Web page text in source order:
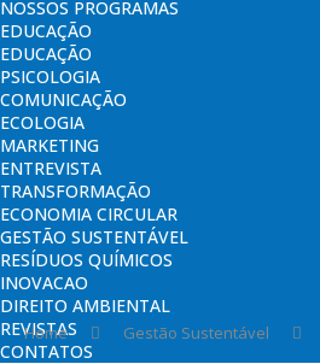
NOSSOS PROGRAMAS
EDUCAÇÃO
EDUCAÇÃO
PSICOLOGIA
COMUNICAÇÃO
ECOLOGIA
MARKETING
ENTREVISTA
TRANSFORMAÇÃO
ECONOMIA CIRCULAR
GESTÃO SUSTENTÁVEL
RESÍDUOS QUÍMICOS
INOVACAO
DIREITO AMBIENTAL
REVISTAS
CONTATOS
Home Gestão Sustentável